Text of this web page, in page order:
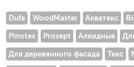
Dufa WoodMaster Акватекс
Pinotex Prosept Алкидные
Для деревянного фасада Текс